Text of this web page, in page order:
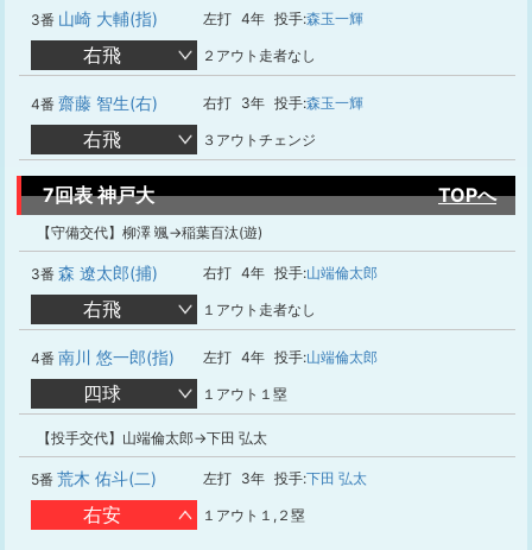
3番 山崎 大輔(指) 左打 4年 投手:森玉一輝
右飛 ２アウト走者なし
4番 齋藤 智生(右) 右打 3年 投手:森玉一輝
右飛 ３アウトチェンジ
7回表 神戸大 TOPへ
【守備交代】柳澤 颯→稲葉百汰(遊)
3番 森 遼太郎(捕) 右打 4年 投手:山端倫太郎
右飛 １アウト走者なし
4番 南川 悠一郎(指) 左打 4年 投手:山端倫太郎
四球 １アウト１塁
【投手交代】山端倫太郎→下田 弘太
5番 荒木 佑斗(二) 左打 3年 投手:下田 弘太
右安 １アウト１,２塁